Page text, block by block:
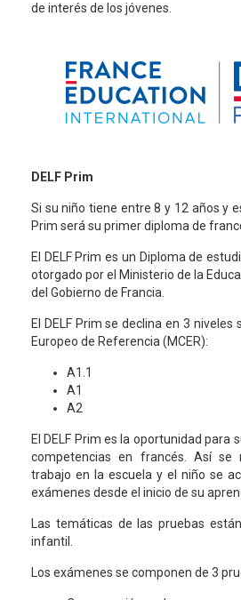
de interés de los jóvenes.
DELF Prim
Si su niño tiene entre 8 y 12 años y
Prim será su primer diploma de
El DELF Prim es un Diploma de
otorgado por el Ministerio de la
del Gobierno de Francia.
El DELF Prim se declina en 3 niveles
Europeo de Referencia (MCER):
A1.1
A1
A2
El DELF Prim es la oportunidad para
competencias en francés. Así se
trabajo en la escuela y el niño se
exámenes desde el inicio de su
Las temáticas de las pruebas
infantil.
Los exámenes se componen de 3